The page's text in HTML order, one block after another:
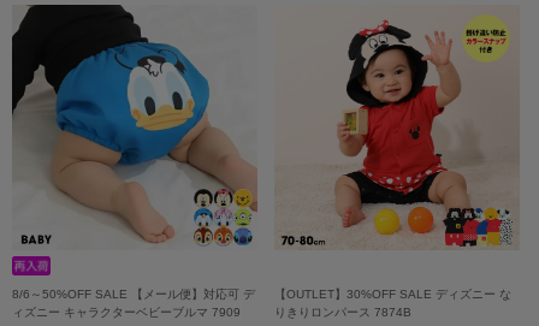
8/6～50%OFF SALE 【メール便】対応可 デ
ィズニー キャラクターベビーブルマ 7909
【OUTLET】30%OFF SALE ディズニー な
りきりロンパース 7874B